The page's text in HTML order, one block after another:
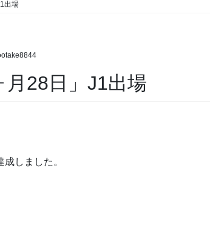
出場
28日」J1出場
しました。